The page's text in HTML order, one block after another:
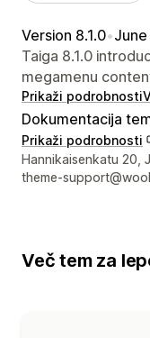
Version 8.1.0•
Taiga 8.1.0
megamenu
Prikaži podrobnosti
Dokumentacija
Prikaži podrobnosti
Podatki za stik z
Hannikaisenkatu 20,
theme-
Več tem za